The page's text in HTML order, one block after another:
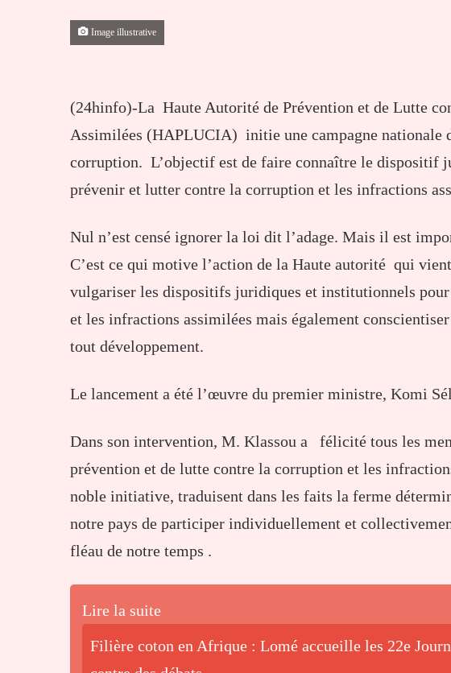
Image illustrative
(24hinfo)-La Haute Autorité de Prévention et de Lutte
Assimilées (HAPLUCIA) initie une campagne nationale
corruption. L’objectif est de faire connaître le dispositif
prévenir et lutter contre la corruption et les infractions
Nul n’est censé ignorer la loi dit l’adage. Mais il est
C’est ce qui motive l’action de la Haute autorité qui
vulgariser les dispositifs juridiques et institutionnels
et les infractions assimilées mais également
tout développement.
Le lancement a été l’œuvre du premier ministre, Komi
Dans son intervention, M. Klassou a félicité tous les
prévention et de lutte contre la corruption et les
noble initiative, traduisent dans les faits la ferme
notre pays de participer individuellement et
fléau de notre temps .
Lire la suite
Filière coton en Afrique : Lomé accueille les 22e